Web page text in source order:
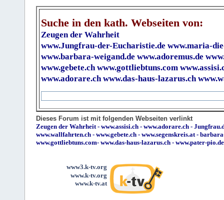
Suche in den kath. Webseiten von:
Zeugen der Wahrheit
www.Jungfrau-der-Eucharistie.de www.maria-
www.barbara-weigand.de www.adoremus.de
www.gebete.ch www.gottliebtuns.com
www.adorare.ch www.das-haus-lazarus.ch
Dieses Forum ist mit folgenden Webseiten verlinkt
Zeugen der Wahrheit- www.assisi.ch - www.adorare.ch -
www.wallfahrten.ch - www.gebete.ch - www.segenskreis.at-
www.gottliebtuns.com- www.das-haus-lazarus.ch - www.pater-pio.de
www3.k-tv.org
www.k-tv.org
www.k-tv.at